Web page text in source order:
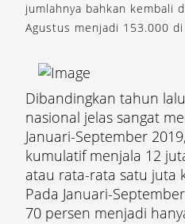
jumlahnya bahkan kembali
Agustus menjadi 153.000
Dibandingkan tahun
nasional jelas sangat
Januari-September
kumulatif menjala 12
atau rata-rata satu juta
Pada Januari-
70 persen menjadi